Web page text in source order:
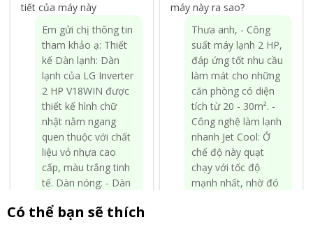
tiết của máy này
Em gửi chị thông tin
tham khảo ạ: Thiết
kế Dàn lạnh: Dàn
lạnh của LG Inverter
2 HP V18WIN được
thiết kế hình chữ
nhật nằm ngang
quen thuộc với chất
liệu vỏ nhựa cao
cấp, màu trắng tinh
tế. Dàn nóng: - Dàn
LG Inverter này
máy này ra sao?
Thưa anh, - Công
suất máy lạnh 2 HP,
đáp ứng tốt nhu cầu
làm mát cho những
căn phòng có diện
tích từ 20 - 30m². -
Công nghệ làm lạnh
nhanh Jet Cool: Ở
chế độ này quạt
chạy với tốc độ
mạnh nhất, nhờ đó
Có thể bạn sẽ thích